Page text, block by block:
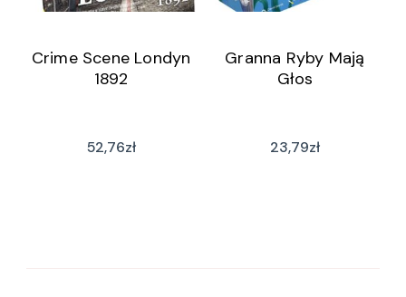
Crime Scene Londyn
1892
52,76zł
Granna Ryby Mają
Głos
23,79zł